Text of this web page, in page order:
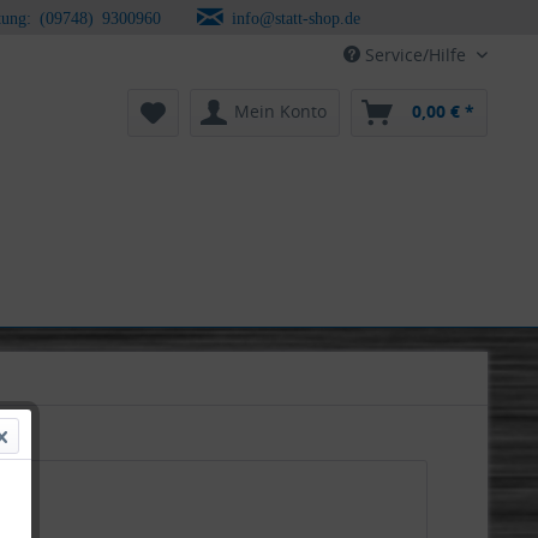
(09748) 9300960 info@statt-shop.de
Service/Hilfe
Mein Konto 0,00 € *